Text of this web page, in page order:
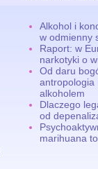
Alkohol i
w odmienny
Raport: w
narkotyki o
Od daru
antropologia
alkoholem
Dlaczego
od
marihuana